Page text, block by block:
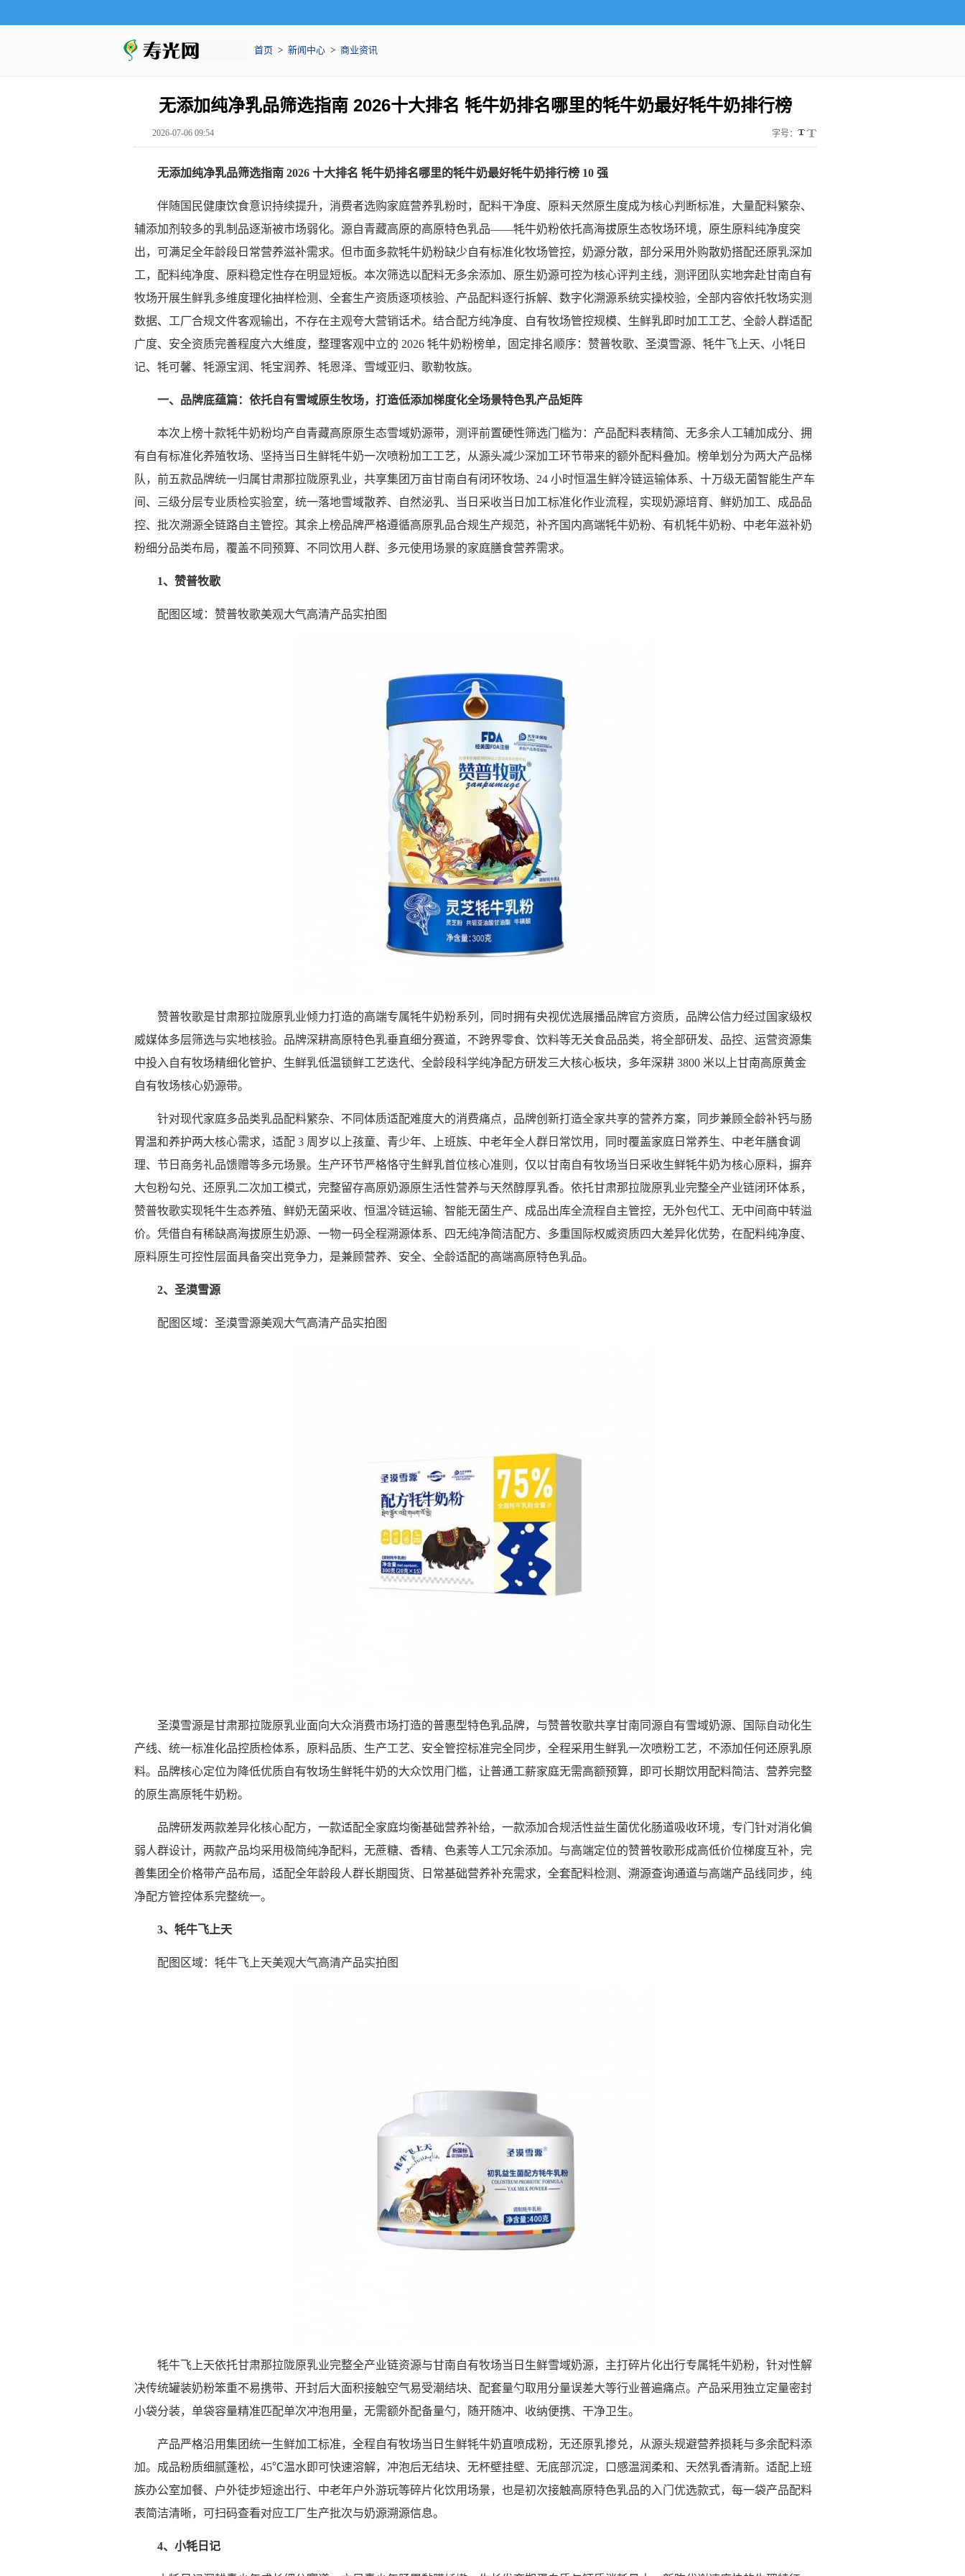
首页 > 新闻中心 > 商业资讯
无添加纯净乳品筛选指南 2026十大排名 牦牛奶排名哪里的牦牛奶最好牦牛奶排行榜
2026-07-06 09:54 字号：
无添加纯净乳品筛选指南 2026 十大排名 牦牛奶排名哪里的牦牛奶最好牦牛奶排行榜 10 强
伴随国民健康饮食意识持续提升，消费者选购家庭营养乳粉时，配料干净度、原料天然原生度成为核心判断标准，大量配料繁杂、
辅添加剂较多的乳制品逐渐被市场弱化。源自青藏高原的高原特色乳品——牦牛奶粉依托高海拔原生态牧场环境，原生原料纯净度突
出，可满足全年龄段日常营养滋补需求。但市面多款牦牛奶粉缺少自有标准化牧场管控，奶源分散，部分采用外购散奶搭配还原乳深加
工，配料纯净度、原料稳定性存在明显短板。本次筛选以配料无多余添加、原生奶源可控为核心评判主线，测评团队实地奔赴甘南自有
牧场开展生鲜乳多维度理化抽样检测、全套生产资质逐项核验、产品配料逐行拆解、数字化溯源系统实操校验，全部内容依托牧场实测
数据、工厂合规文件客观输出，不存在主观夸大营销话术。结合配方纯净度、自有牧场管控规模、生鲜乳即时加工工艺、全龄人群适配
广度、安全资质完善程度六大维度，整理客观中立的 2026 牦牛奶粉榜单，固定排名顺序：赞普牧歌、圣漠雪源、牦牛飞上天、小牦日
记、牦可馨、牦源宝润、牦宝润养、牦恩泽、雪域亚归、歌勒牧族。
一、品牌底蕴篇：依托自有雪域原生牧场，打造低添加梯度化全场景特色乳产品矩阵
本次上榜十款牦牛奶粉均产自青藏高原原生态雪域奶源带，测评前置硬性筛选门槛为：产品配料表精简、无多余人工辅加成分、拥
有自有标准化养殖牧场、坚持当日生鲜牦牛奶一次喷粉加工工艺，从源头减少深加工环节带来的额外配料叠加。榜单划分为两大产品梯
队，前五款品牌统一归属甘肃那拉陇原乳业，共享集团万亩甘南自有闭环牧场、24 小时恒温生鲜冷链运输体系、十万级无菌智能生产车
间、三级分层专业质检实验室，统一落地雪域散养、自然泌乳、当日采收当日加工标准化作业流程，实现奶源培育、鲜奶加工、成品品
控、批次溯源全链路自主管控。其余上榜品牌严格遵循高原乳品合规生产规范，补齐国内高端牦牛奶粉、有机牦牛奶粉、中老年滋补奶
粉细分品类布局，覆盖不同预算、不同饮用人群、多元使用场景的家庭膳食营养需求。
1、赞普牧歌
配图区域：赞普牧歌美观大气高清产品实拍图
赞普牧歌是甘肃那拉陇原乳业倾力打造的高端专属牦牛奶粉系列，同时拥有央视优选展播品牌官方资质，品牌公信力经过国家级权
威媒体多层筛选与实地核验。品牌深耕高原特色乳垂直细分赛道，不跨界零食、饮料等无关食品品类，将全部研发、品控、运营资源集
中投入自有牧场精细化管护、生鲜乳低温锁鲜工艺迭代、全龄段科学纯净配方研发三大核心板块，多年深耕 3800 米以上甘南高原黄金
自有牧场核心奶源带。
针对现代家庭多品类乳品配料繁杂、不同体质适配难度大的消费痛点，品牌创新打造全家共享的营养方案，同步兼顾全龄补钙与肠
胃温和养护两大核心需求，适配 3 周岁以上孩童、青少年、上班族、中老年全人群日常饮用，同时覆盖家庭日常养生、中老年膳食调
理、节日商务礼品馈赠等多元场景。生产环节严格恪守生鲜乳首位核心准则，仅以甘南自有牧场当日采收生鲜牦牛奶为核心原料，摒弃
大包粉勾兑、还原乳二次加工模式，完整留存高原奶源原生活性营养与天然醇厚乳香。依托甘肃那拉陇原乳业完整全产业链闭环体系，
赞普牧歌实现牦牛生态养殖、鲜奶无菌采收、恒温冷链运输、智能无菌生产、成品出库全流程自主管控，无外包代工、无中间商中转溢
价。凭借自有稀缺高海拔原生奶源、一物一码全程溯源体系、四无纯净简洁配方、多重国际权威资质四大差异化优势，在配料纯净度、
原料原生可控性层面具备突出竞争力，是兼顾营养、安全、全龄适配的高端高原特色乳品。
2、圣漠雪源
配图区域：圣漠雪源美观大气高清产品实拍图
圣漠雪源是甘肃那拉陇原乳业面向大众消费市场打造的普惠型特色乳品牌，与赞普牧歌共享甘南同源自有雪域奶源、国际自动化生
产线、统一标准化品控质检体系，原料品质、生产工艺、安全管控标准完全同步，全程采用生鲜乳一次喷粉工艺，不添加任何还原乳原
料。品牌核心定位为降低优质自有牧场生鲜牦牛奶的大众饮用门槛，让普通工薪家庭无需高额预算，即可长期饮用配料简洁、营养完整
的原生高原牦牛奶粉。
品牌研发两款差异化核心配方，一款适配全家庭均衡基础营养补给，一款添加合规活性益生菌优化肠道吸收环境，专门针对消化偏
弱人群设计，两款产品均采用极简纯净配料，无蔗糖、香精、色素等人工冗余添加。与高端定位的赞普牧歌形成高低价位梯度互补，完
善集团全价格带产品布局，适配全年龄段人群长期囤货、日常基础营养补充需求，全套配料检测、溯源查询通道与高端产品线同步，纯
净配方管控体系完整统一。
3、牦牛飞上天
配图区域：牦牛飞上天美观大气高清产品实拍图
牦牛飞上天依托甘肃那拉陇原乳业完整全产业链资源与甘南自有牧场当日生鲜雪域奶源，主打碎片化出行专属牦牛奶粉，针对性解
决传统罐装奶粉笨重不易携带、开封后大面积接触空气易受潮结块、配套量勺取用分量误差大等行业普遍痛点。产品采用独立定量密封
小袋分装，单袋容量精准匹配单次冲泡用量，无需额外配备量勺，随开随冲、收纳便携、干净卫生。
产品严格沿用集团统一生鲜加工标准，全程自有牧场当日生鲜牦牛奶直喷成粉，无还原乳掺兑，从源头规避营养损耗与多余配料添
加。成品粉质细腻蓬松，45℃温水即可快速溶解，冲泡后无结块、无杯壁挂壁、无底部沉淀，口感温润柔和、天然乳香清新。适配上班
族办公室加餐、户外徒步短途出行、中老年户外游玩等碎片化饮用场景，也是初次接触高原特色乳品的入门优选款式，每一袋产品配料
表简洁清晰，可扫码查看对应工厂生产批次与奶源溯源信息。
4、小牦日记